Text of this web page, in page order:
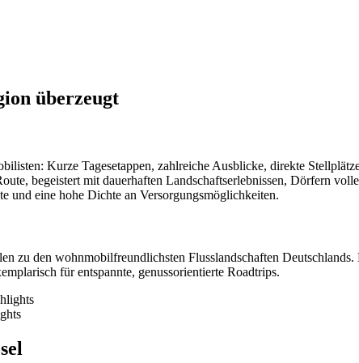
überzeugt
Kurze Tagesetappen, zahlreiche Ausblicke, direkte
begeistert mit dauerhaften Landschaftserlebnissen, Dörfern
und eine hohe Dichte an Versorgungsmöglichkeiten.
zu den wohnmobilfreundlichsten Flusslandschaften
für entspannte, genussorientierte Roadtrips.